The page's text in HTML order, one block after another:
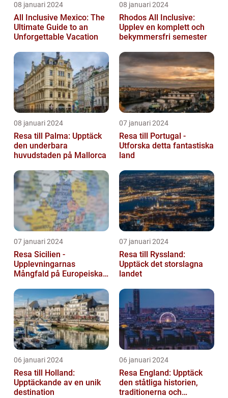
08 januari 2024
All Inclusive Mexico: The
Ultimate Guide to an
Unforgettable Vacation
08 januari 2024
Rhodos All Inclusive:
Upplev en komplett och
bekymmersfri semester
08 januari 2024
Resa till Palma: Upptäck
den underbara
huvudstaden på Mallorca
07 januari 2024
Resa till Portugal -
Utforska detta fantastiska
land
07 januari 2024
Resa Sicilien -
Upplevningarnas
Mångfald på Europeiska
07 januari 2024
Resa till Ryssland:
Upptäck det storslagna
landet
06 januari 2024
Resa till Holland:
Upptäckande av en unik
destination
06 januari 2024
Resa England: Upptäck
den ståtliga historien,
traditionerna och